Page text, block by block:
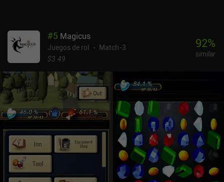
#5 Magicus
Juegos de rol
Match-3
$3.49
92%
similar